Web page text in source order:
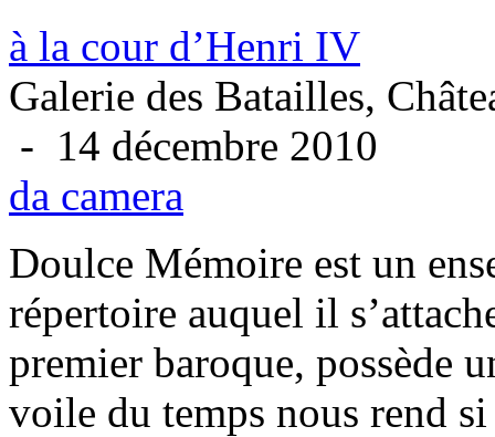
à la cour d’Henri IV
Galerie des Batailles,
- 14 décembre 2010
da camera
Doulce Mémoire est un
répertoire auquel il
premier baroque, possède
voile du temps nous rend